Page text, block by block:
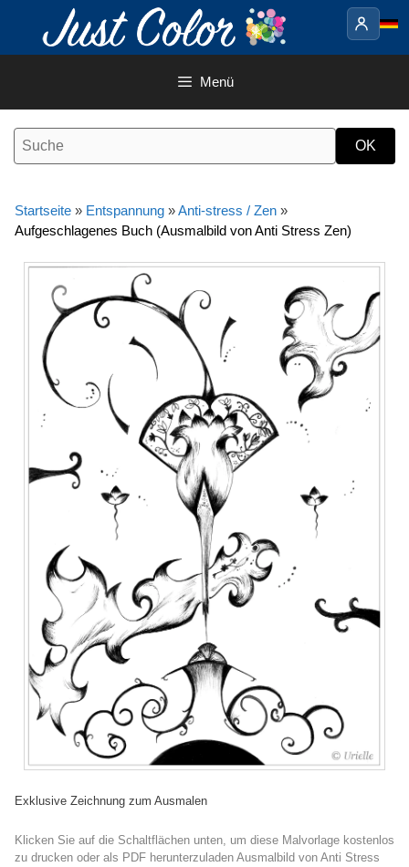
Inhalt
Menü
Startseite » Entspannung »Anti-stress / Zen »
Aufgeschlagenes Buch (Ausmalbild von Anti Stress Zen)
Exklusive Zeichnung zum Ausmalen
Klicken Sie auf die Schaltflächen unten, um diese Malvorlage kostenlos
zu drucken oder als PDF herunterzuladen Ausmalbild von Anti Stress